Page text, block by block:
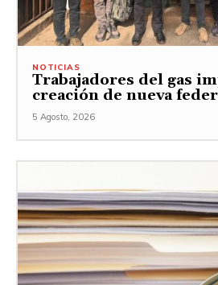
NOTICIAS
Trabajadores del gas
creación de nueva
5 Agosto, 2026